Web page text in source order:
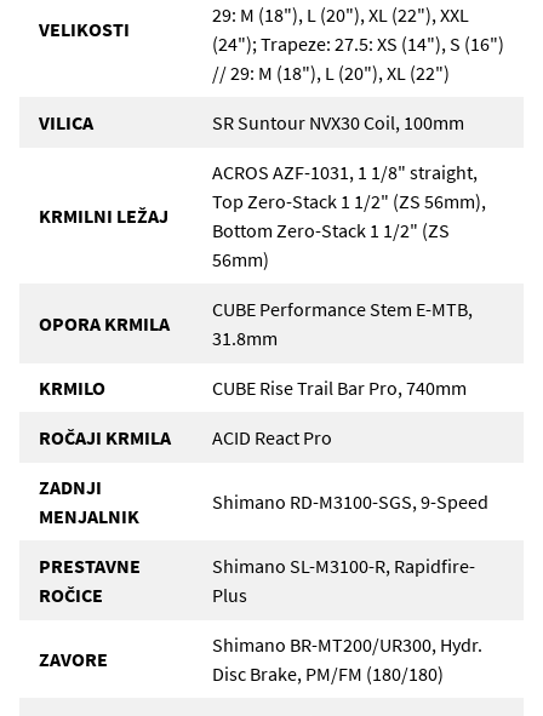
VELIKOSTI
29: M (18"), L (20"), XL (22"), XXL
(24"); Trapeze: 27.5: XS (14"), S (16")
// 29: M (18"), L (20"), XL (22")
VILICA SR Suntour NVX30 Coil, 100mm
KRMILNI LEŽAJ
ACROS AZF-1031, 1 1/8" straight,
Top Zero-Stack 1 1/2" (ZS 56mm),
Bottom Zero-Stack 1 1/2" (ZS
56mm)
OPORA KRMILA
CUBE Performance Stem E-MTB,
31.8mm
KRMILO CUBE Rise Trail Bar Pro, 740mm
ROČAJI KRMILA ACID React Pro
ZADNJI
MENJALNIK
Shimano RD-M3100-SGS, 9-Speed
PRESTAVNE
ROČICE
Shimano SL-M3100-R, Rapidfire-
Plus
ZAVORE
Shimano BR-MT200/UR300, Hydr.
Disc Brake, PM/FM (180/180)